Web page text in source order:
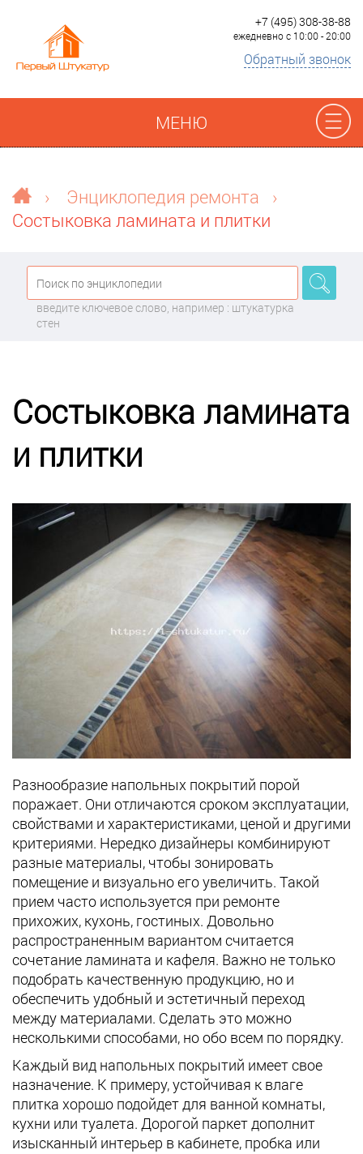
+7 (495) 308-38-88
ежедневно с 10:00 - 20:00
Обратный звонок
МЕНЮ
Наши работы
Преимущества
О компании
Этапы работ
Энциклопедия ремонта
Контакты
› Энциклопедия ремонта
›
Состыковка ламината и плитки
введите ключевое слово, например : штукатурка
стен
Состыковка ламината
и плитки
Разнообразие напольных покрытий порой
поражает. Они отличаются сроком эксплуатации,
свойствами и характеристиками, ценой и другими
критериями. Нередко дизайнеры комбинируют
разные материалы, чтобы зонировать
помещение и визуально его увеличить. Такой
прием часто используется при ремонте
прихожих, кухонь, гостиных. Довольно
распространенным вариантом считается
сочетание ламината и кафеля. Важно не только
подобрать качественную продукцию, но и
обеспечить удобный и эстетичный переход
между материалами. Сделать это можно
несколькими способами, но обо всем по порядку.
Каждый вид напольных покрытий имеет свое
назначение. К примеру, устойчивая к влаге
плитка хорошо подойдет для ванной комнаты,
кухни или туалета. Дорогой паркет дополнит
изысканный интерьер в кабинете, пробка или